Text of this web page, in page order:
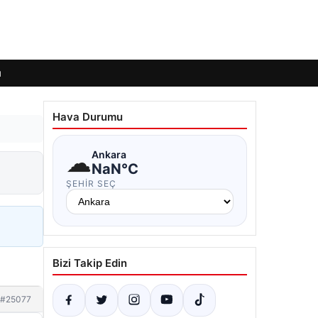
#25077
Hava Durumu
☁Ankara
NaN°C
ŞEHIR SEÇ
Bizi Takip Edin